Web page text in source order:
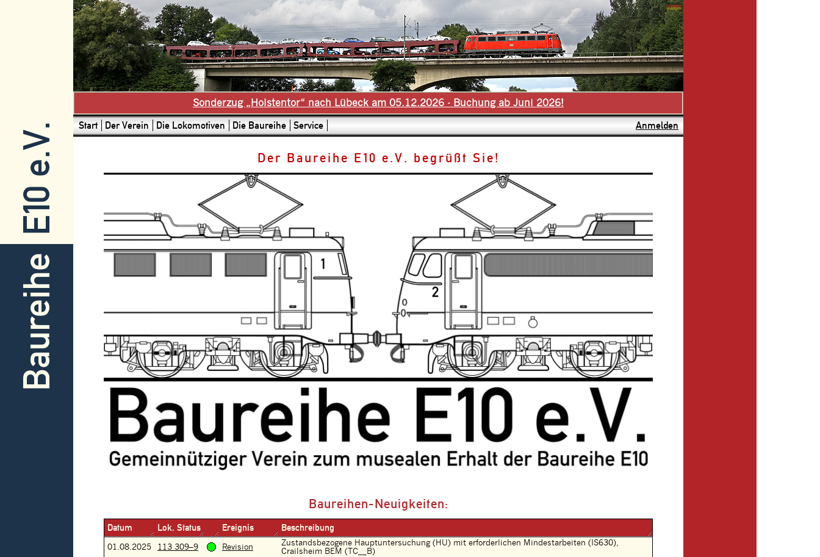
E10 e.V.
Baureihe
Sonderzug „Holstentor“ nach Lübeck am 05.12.2026 - Buchung ab Juni 2026!
Start Der Verein Die Lokomotiven Die Baureihe Service Anmelden
Der Baureihe E10 e.V. begrüßt Sie!
Baureihen-Neuigkeiten:
Datum Lok, Status Ereignis Beschreibung
01.08.2025 113 309–9 Revision
Zustandsbezogene Hauptuntersuchung (HU) mit erforderlichen Mindestarbeiten (IS630),
Crailsheim BEM (TC__B)